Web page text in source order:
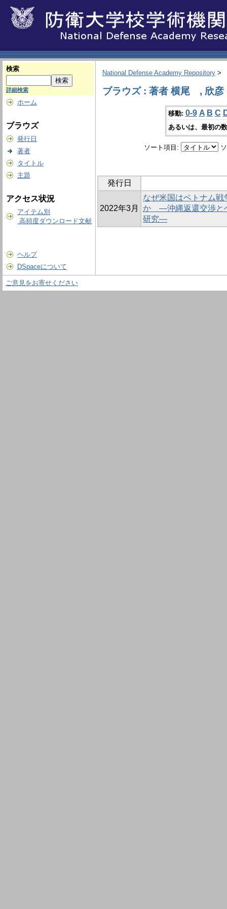
検索
詳細検索
ホーム
ブラウズ
発行日
著者
タイトル
主題
アクセス状況
アイテム別
高頻度ダウンロード文献
ヘルプ
DSpaceについて
National Defense Academy Repository >
ブラウズ : 著者 横尾 , 欣彦
移動: 0-9 A B C
あるいは、最初の
ソート項目:
発行日
2022年3月
なぜ米国はベトナム
か ―沖縄返還交渉と
研究―
ご意見をお寄せください